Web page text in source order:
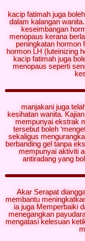
kacip fatimah juga
dalam kalangan
keseimbangan
menopaus kerana
peningkatan hormon
hormon LH (luteinizing
kacip fatimah juga
menopaus seperti
manjakani juga
kesihatan wanita.
mempunyai ekstrak
tersebut boleh
sekaligus
berbanding gel tanpa
mempunyai aktiviti
antiradang yang
Akar Serapat
membantu
ia juga Memperbaiki
menegangkan
mengatasi kelesuan